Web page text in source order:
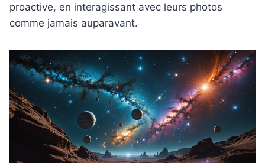
proactive, en interagissant avec leurs photos
comme jamais auparavant.